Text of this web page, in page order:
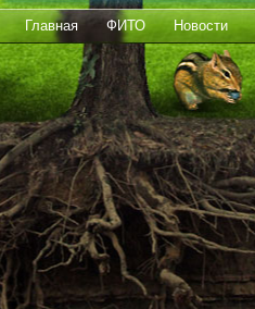
Главная ФИТО Новости